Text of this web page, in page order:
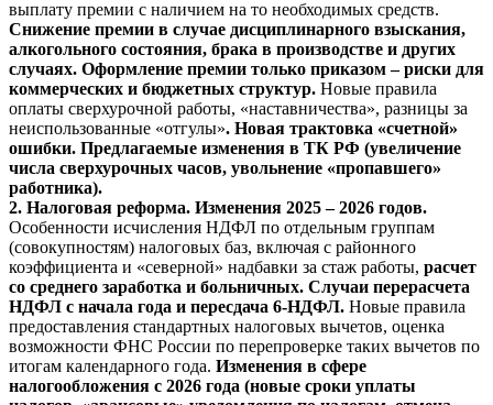
выплату премии с наличием на то необходимых средств.
Снижение премии в случае дисциплинарного взыскания,
алкогольного состояния, брака в производстве и других
случаях. Оформление премии только приказом – риски для
коммерческих и бюджетных структур. Новые правила
оплаты сверхурочной работы, «наставничества», разницы за
неиспользованные «отгулы». Новая трактовка «счетной»
ошибки. Предлагаемые изменения в ТК РФ (увеличение
числа сверхурочных часов, увольнение «пропавшего»
работника).
2. Налоговая реформа. Изменения 2025 – 2026 годов.
Особенности исчисления НДФЛ по отдельным группам
(совокупностям) налоговых баз, включая с районного
коэффициента и «северной» надбавки за стаж работы, расчет
со среднего заработка и больничных. Случаи перерасчета
НДФЛ с начала года и пересдача 6-НДФЛ. Новые правила
предоставления стандартных налоговых вычетов, оценка
возможности ФНС России по перепроверке таких вычетов по
итогам календарного года. Изменения в сфере
налогообложения с 2026 года (новые сроки уплаты